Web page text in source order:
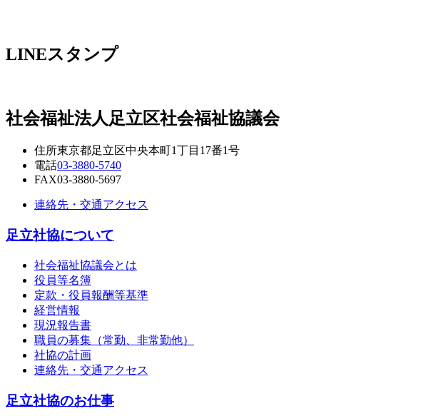
LINEスタンプ
社会福祉法人足立区社会福祉協議会
住所東京都足立区中央本町1丁目17番1号
電話03-3880-5740
FAX03-3880-5697
連絡先・交通アクセス
足立社協について
社会福祉協議会とは
役員等名簿
定款・役員報酬等基準
経営情報
現況報告書
職員の募集（常勤、非常勤他）
社協の計画
連絡先・交通アクセス
足立社協のお仕事